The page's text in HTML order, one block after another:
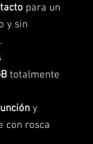
para un
y sin
totalmente
y
con rosca